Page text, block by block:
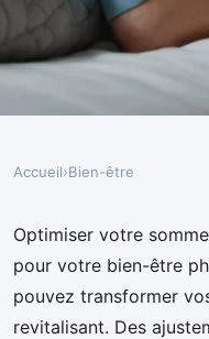
bien
Accueil›Bien-être
Optimiser votre
pour votre bien-être
pouvez transformer
revitalisant. Des